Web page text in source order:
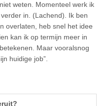
weten. Momenteel werk ik
in. (Lachend). Ik ben
overlaten, heb snel het idee
kan ik op termijn meer in
Maar vooralsnog
huidige job”.